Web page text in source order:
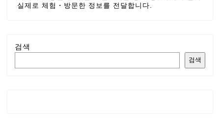
실제로 체험・방문한 정보를 전달합니다.
검색
검색